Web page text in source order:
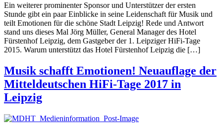
Ein weiterer prominenter Sponsor und Unterstützer der ersten
Stunde gibt ein paar Einblicke in seine Leidenschaft für Musik und
teilt Emotionen für die schöne Stadt Leipzig! Rede und Antwort
stand uns dieses Mal Jörg Müller, General Manager des Hotel
Fürstenhof Leipzig, dem Gastgeber der 1. Leipziger HiFi-Tage
2015. Warum unterstützt das Hotel Fürstenhof Leipzig die […]
Musik schafft Emotionen! Neuauflage der
Mitteldeutschen HiFi-Tage 2017 in
Leipzig